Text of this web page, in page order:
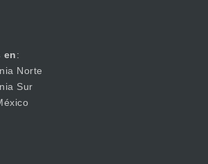
en:
Norte
Sur